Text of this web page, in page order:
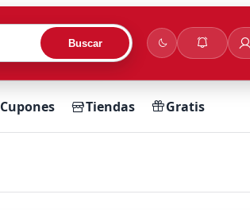
Buscar
Cupones Tiendas Gratis